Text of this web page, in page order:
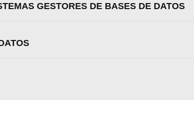
GESTORES DE BASES DE DATOS